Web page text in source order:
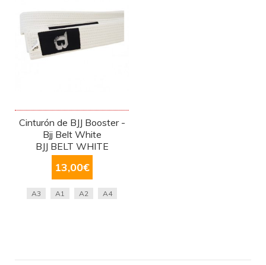
Cinturón de BJJ Booster -
Bjj Belt White
BJJ BELT WHITE
13,00€
A3 A1 A2 A4